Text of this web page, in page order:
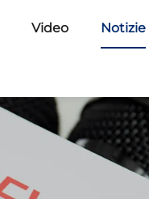
Video Notizie